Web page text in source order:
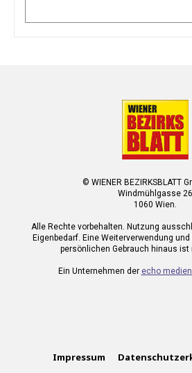
© WIENER BEZIRKSBLATT
Windmühlgasse 26
1060 Wien.
Alle Rechte vorbehalten. Nutzung
Eigenbedarf. Eine Weiterverwendung
persönlichen Gebrauch hinaus
Ein Unternehmen der echo
Impressum